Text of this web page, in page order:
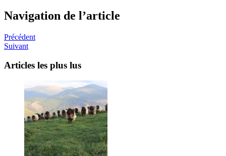
Navigation de l’article
Précédent
Suivant
Articles les plus lus